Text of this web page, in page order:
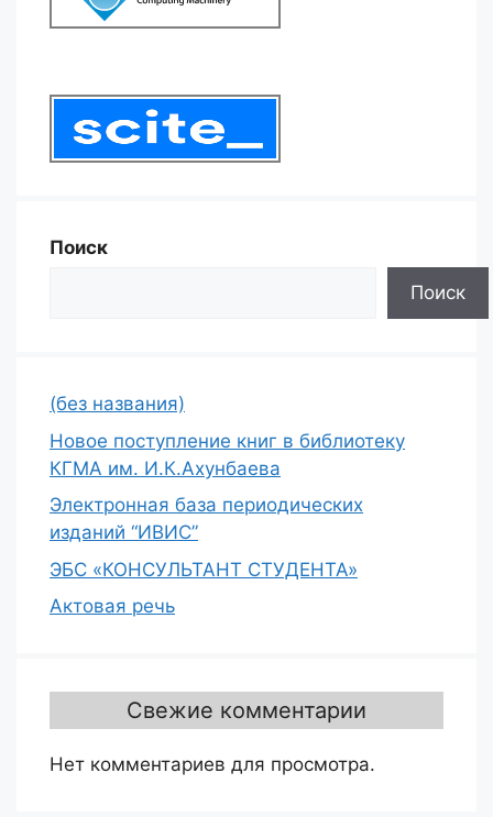
Поиск
Поиск
(без названия)
Новое поступление книг в библиотеку
КГМА им. И.К.Ахунбаева
Электронная база периодических
изданий “ИВИС”
ЭБС «КОНСУЛЬТАНТ СТУДЕНТА»
Актовая речь
Свежие комментарии
Нет комментариев для просмотра.